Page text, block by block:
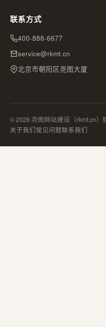
联系方式
400-888-6677
service@rkmt.cn
北京市朝阳区尧图大厦
© 2026 尧图网站建设（rkmt.cn）
关于我们常见问题联系我们